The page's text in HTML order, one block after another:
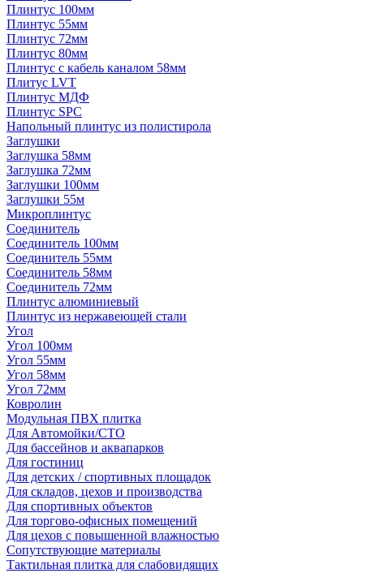
Плинтус 100мм
Плинтус 55мм
Плинтус 72мм
Плинтус 80мм
Плинтус с кабель каналом 58мм
Плитус LVT
Плинтус МДФ
Плинтус SPC
Напольный плинтус из полистирола
Заглушки
Заглушка 58мм
Заглушка 72мм
Заглушки 100мм
Заглушки 55м
Микроплинтус
Соединитель
Соединитель 100мм
Соединитель 55мм
Соединитель 58мм
Соединитель 72мм
Плинтус алюминиевый
Плинтус из нержавеющей стали
Угол
Угол 100мм
Угол 55мм
Угол 58мм
Угол 72мм
Ковролин
Модульная ПВХ плитка
Для Автомойки/СТО
Для бассейнов и аквапарков
Для гостиниц
Для детских / спортивных площадок
Для складов, цехов и производства
Для спортивных объектов
Для торгово-офисных помещений
Для цехов с повышенной влажностью
Сопутствующие материалы
Тактильная плитка для слабовидящих